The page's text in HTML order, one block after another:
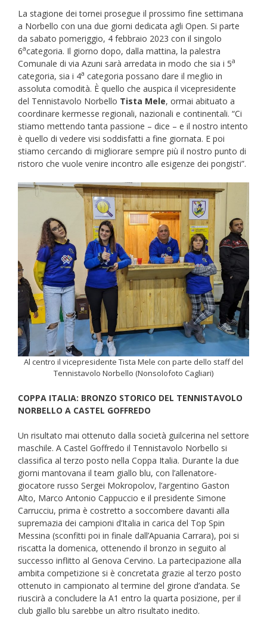
La stagione dei tornei prosegue il prossimo fine settimana
a Norbello con una due giorni dedicata agli Open. Si parte
da sabato pomeriggio, 4 febbraio 2023 con il singolo
6acategoria. Il giorno dopo, dalla mattina, la palestra
Comunale di via Azuni sarà arredata in modo che sia i 5a
categoria, sia i 4a categoria possano dare il meglio in
assoluta comodità. È quello che auspica il vicepresidente
del Tennistavolo Norbello Tista Mele, ormai abituato a
coordinare kermesse regionali, nazionali e continentali. “Ci
stiamo mettendo tanta passione – dice – e il nostro intento
è quello di vedere visi soddisfatti a fine giornata. E poi
stiamo cercando di migliorare sempre più il nostro punto di
ristoro che vuole venire incontro alle esigenze dei pongisti”.
Al centro il vicepresidente Tista Mele con parte dello staff del
Tennistavolo Norbello (Nonsolofoto Cagliari)
COPPA ITALIA: BRONZO STORICO DEL TENNISTAVOLO
NORBELLO A CASTEL GOFFREDO
Un risultato mai ottenuto dalla società guilcerina nel settore
maschile. A Castel Goffredo il Tennistavolo Norbello si
classifica al terzo posto nella Coppa Italia. Durante la due
giorni mantovana il team giallo blu, con l’allenatore-
giocatore russo Sergei Mokropolov, l’argentino Gaston
Alto, Marco Antonio Cappuccio e il presidente Simone
Carrucciu, prima è costretto a soccombere davanti alla
supremazia dei campioni d’Italia in carica del Top Spin
Messina (sconfitti poi in finale dall’Apuania Carrara), poi si
riscatta la domenica, ottenendo il bronzo in seguito al
successo inflitto al Genova Cervino. La partecipazione alla
ambita competizione si è concretata grazie al terzo posto
ottenuto in campionato al termine del girone d’andata. Se
riuscirà a concludere la A1 entro la quarta posizione, per il
club giallo blu sarebbe un altro risultato inedito.